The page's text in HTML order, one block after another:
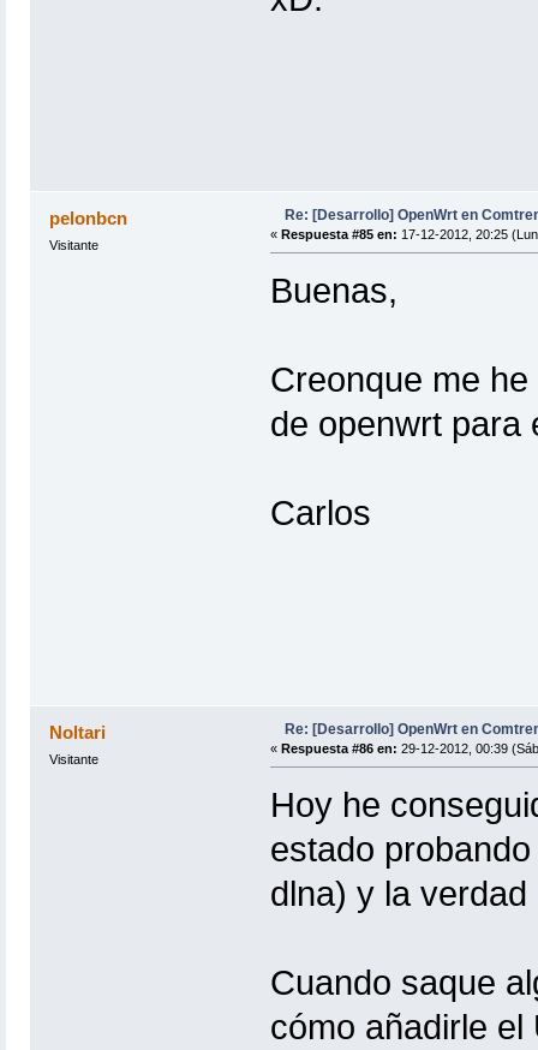
pelonbcn
Visitante
Re: [Desarrollo] OpenWrt en
« Respuesta #85 en: 17-12-2012, 20:25
Buenas,
Creonque me
de openwrt para
Carlos
Noltari
Visitante
Re: [Desarrollo] OpenWrt en
« Respuesta #86 en: 29-12-2012, 00:39
Hoy he
estado
dlna) y la
Cuando saque
cómo añadirle el